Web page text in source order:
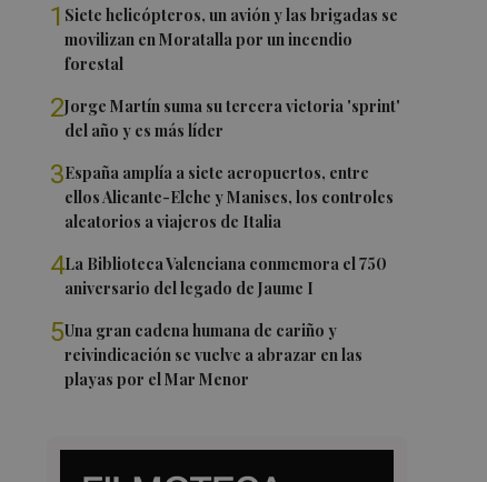
1 Siete helicópteros, un avión y las brigadas se
movilizan en Moratalla por un incendio
forestal
2Jorge Martín suma su tercera victoria 'sprint'
del año y es más líder
3España amplía a siete aeropuertos, entre
ellos Alicante-Elche y Manises, los controles
aleatorios a viajeros de Italia
4La Biblioteca Valenciana conmemora el 750
aniversario del legado de Jaume I
5Una gran cadena humana de cariño y
reivindicación se vuelve a abrazar en las
playas por el Mar Menor